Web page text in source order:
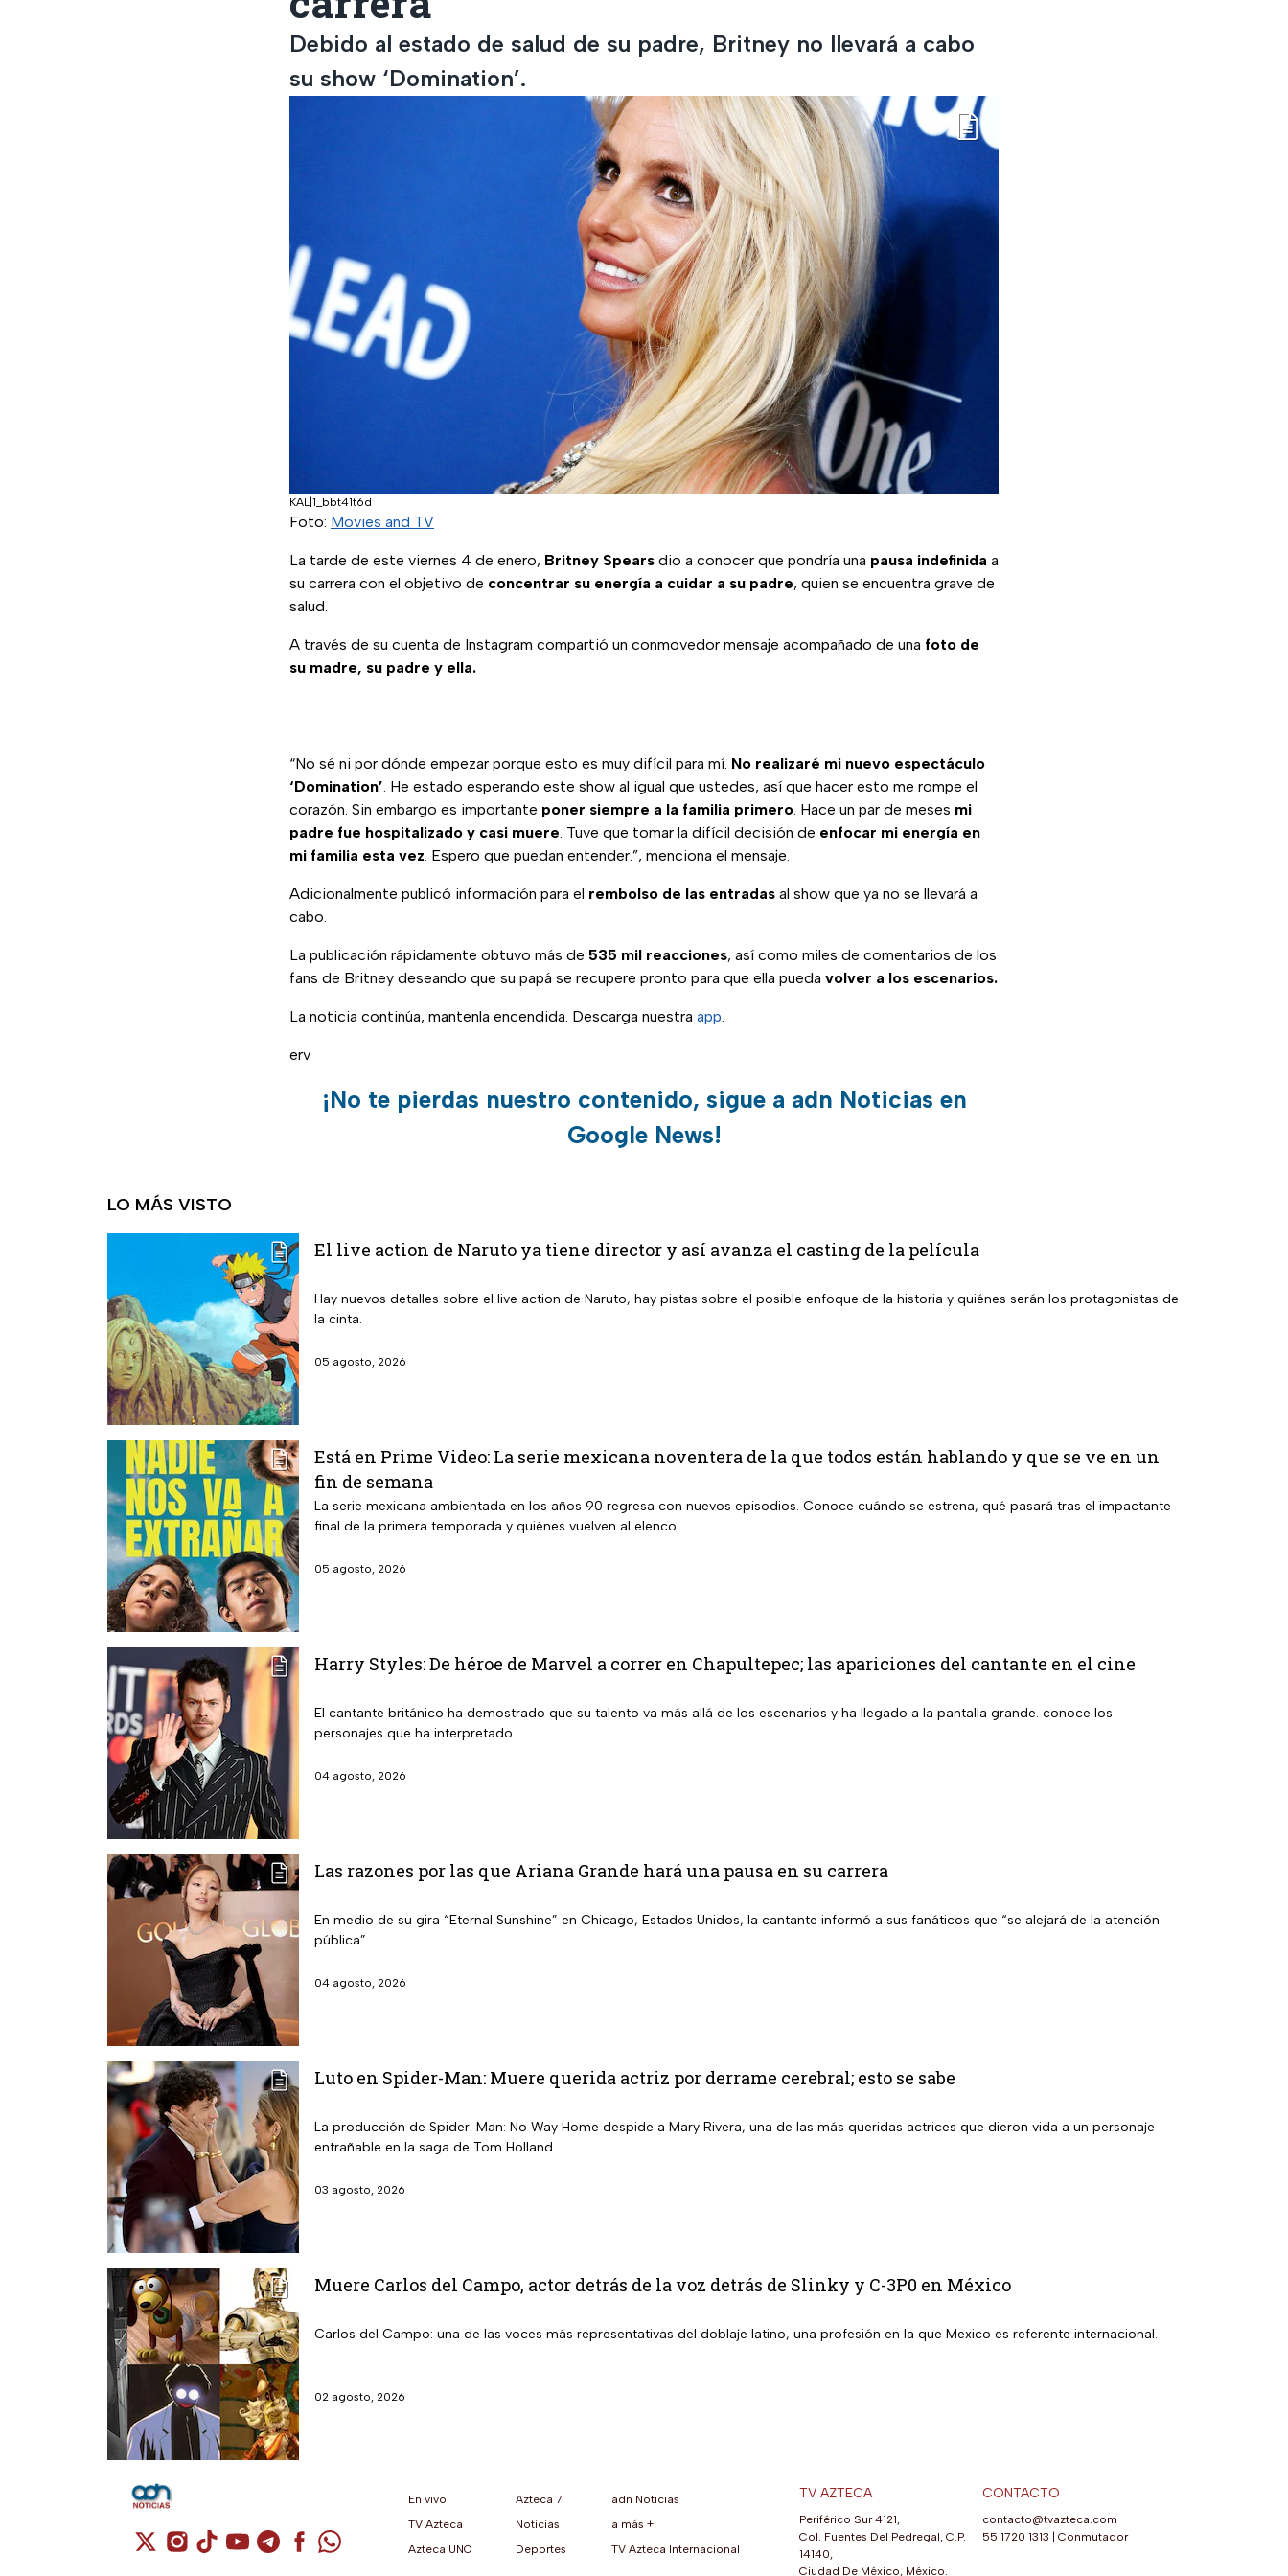
Debido al estado de salud de su padre, Britney no llevará a cabo
su show ‘Domination’.
KAL|1_bbt41t6d
Foto: Movies and TV
La tarde de este viernes 4 de enero, Britney Spears dio a conocer que pondría una pausa indefinida a
su carrera con el objetivo de concentrar su energía a cuidar a su padre, quien se encuentra grave de
salud.
A través de su cuenta de Instagram compartió un conmovedor mensaje acompañado de una foto de
su madre, su padre y ella.
“No sé ni por dónde empezar porque esto es muy difícil para mí. No realizaré mi nuevo espectáculo
‘Domination’. He estado esperando este show al igual que ustedes, así que hacer esto me rompe el
corazón. Sin embargo es importante poner siempre a la familia primero. Hace un par de meses mi
padre fue hospitalizado y casi muere. Tuve que tomar la difícil decisión de enfocar mi energía en
mi familia esta vez. Espero que puedan entender.”, menciona el mensaje.
Adicionalmente publicó información para el rembolso de las entradas al show que ya no se llevará a
cabo.
La publicación rápidamente obtuvo más de 535 mil reacciones, así como miles de comentarios de los
fans de Britney deseando que su papá se recupere pronto para que ella pueda volver a los escenarios.
La noticia continúa, mantenla encendida. Descarga nuestra app.
erv
¡No te pierdas nuestro contenido, sigue a adn Noticias en
Google News!
LO MÁS VISTO
El live action de Naruto ya tiene director y así avanza el casting de la película
Hay nuevos detalles sobre el live action de Naruto, hay pistas sobre el posible enfoque de la historia y quiénes serán los protagonistas de
la cinta.
05 agosto, 2026
Está en Prime Video: La serie mexicana noventera de la que todos están hablando y que se ve en un
fin de semana
La serie mexicana ambientada en los años 90 regresa con nuevos episodios. Conoce cuándo se estrena, qué pasará tras el impactante
final de la primera temporada y quiénes vuelven al elenco.
05 agosto, 2026
Harry Styles: De héroe de Marvel a correr en Chapultepec; las apariciones del cantante en el cine
El cantante británico ha demostrado que su talento va más allá de los escenarios y ha llegado a la pantalla grande. conoce los
personajes que ha interpretado.
04 agosto, 2026
Las razones por las que Ariana Grande hará una pausa en su carrera
En medio de su gira “Eternal Sunshine” en Chicago, Estados Unidos, la cantante informó a sus fanáticos que “se alejará de la atención
pública”
04 agosto, 2026
Luto en Spider-Man: Muere querida actriz por derrame cerebral; esto se sabe
La producción de Spider-Man: No Way Home despide a Mary Rivera, una de las más queridas actrices que dieron vida a un personaje
entrañable en la saga de Tom Holland.
03 agosto, 2026
Muere Carlos del Campo, actor detrás de la voz detrás de Slinky y C-3P0 en México
Carlos del Campo: una de las voces más representativas del doblaje latino, una profesión en la que Mexico es referente internacional.
02 agosto, 2026
Cuenta de X / Twitter (se abre en una nueva pestaña)
Cuenta de Instagram (se abre en una nueva pestaña)
Cuenta de TikTok (se abre en una nueva pestaña)
Cuenta de YouTube (se abre en una nueva pestaña)
Cuenta de Telegram (se abre en una nueva pestaña)
Cuenta de Facebook (se abre en una nueva pestaña)
Cuenta de WhatsApp (se abre en una nueva pestaña)
En vivo
TV Azteca
Azteca UNO
Azteca 7
Noticias
Deportes
adn Noticias
a más +
TV Azteca Internacional
TV AZTECA
Periférico Sur 4121,
Col. Fuentes Del Pedregal, C.P.
14140,
Ciudad De México, México.
CONTACTO
contacto@tvazteca.com
55 1720 1313
Conmutador